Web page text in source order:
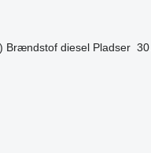
Brændstof diesel Pladser 30